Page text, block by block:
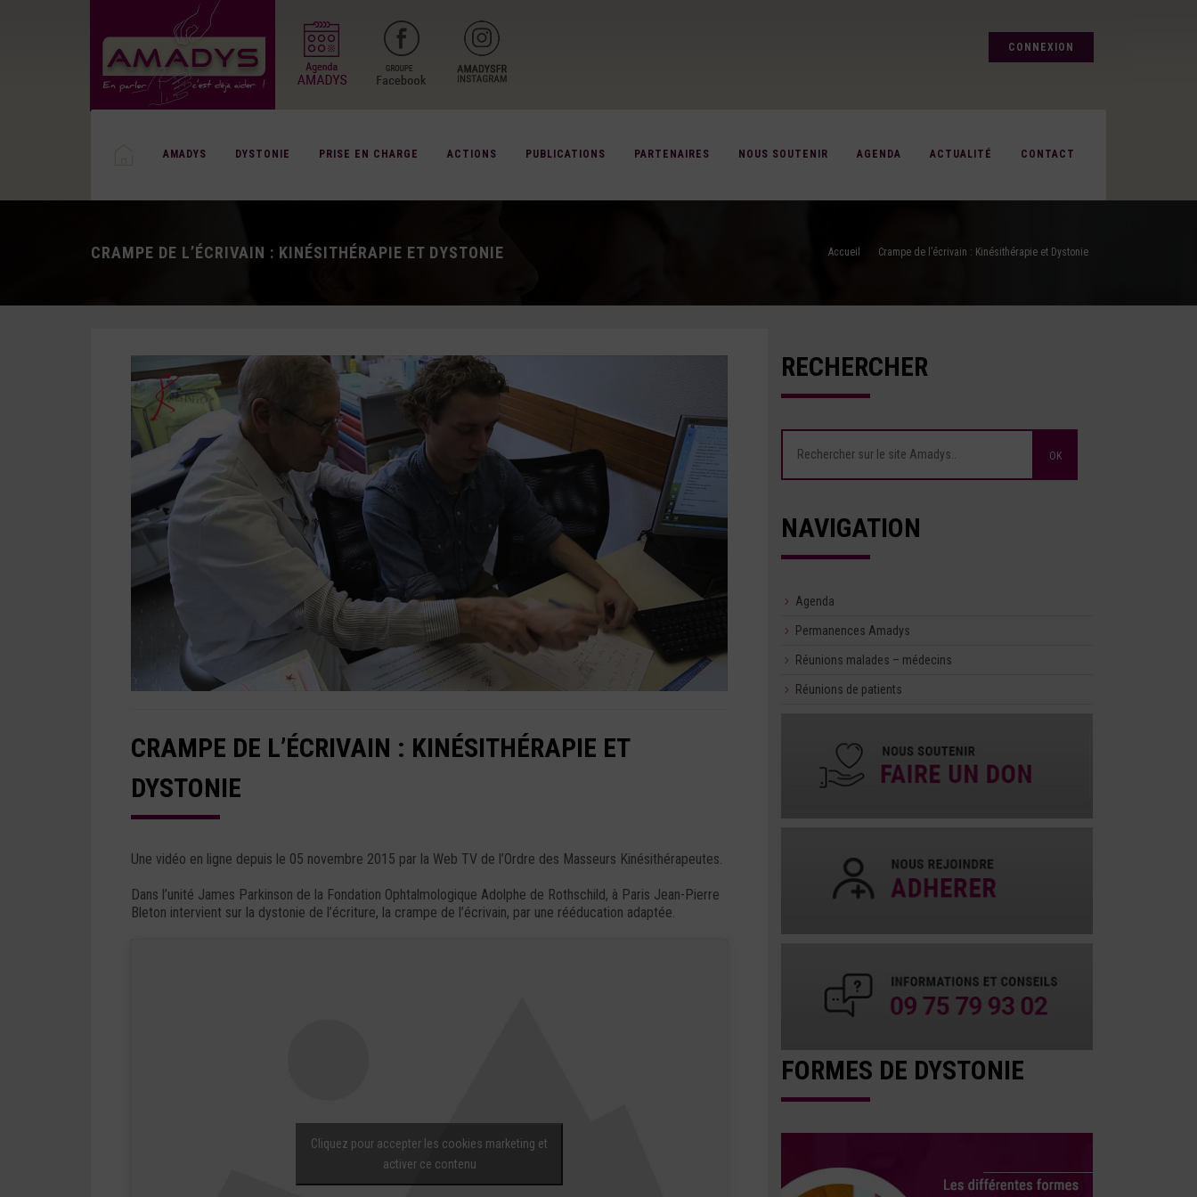
CONNEXION
AMADYS DYSTONIE PRISE EN CHARGE ACTIONS PUBLICATIONS PARTENAIRES NOUS SOUTENIR AGENDA ACTUALITÉ CONTACT
CRAMPE DE L’ÉCRIVAIN : KINÉSITHÉRAPIE ET DYSTONIE Accueil Crampe de l’écrivain : Kinésithérapie et Dystonie
CRAMPE DE L’ÉCRIVAIN : KINÉSITHÉRAPIE ET
DYSTONIE
Une vidéo en ligne depuis le 05 novembre 2015 par la Web TV de l’Ordre des Masseurs Kinésithérapeutes.
Dans l’unité James Parkinson de la Fondation Ophtalmologique Adolphe de Rothschild, à Paris Jean-Pierre
Bleton intervient sur la dystonie de l’écriture, la crampe de l’écrivain, par une rééducation adaptée.
Cliquez pour accepter les cookies marketing et
activer ce contenu
RECHERCHER
NAVIGATION
Agenda
Permanences Amadys
Réunions malades – médecins
Réunions de patients
FORMES DE DYSTONIE